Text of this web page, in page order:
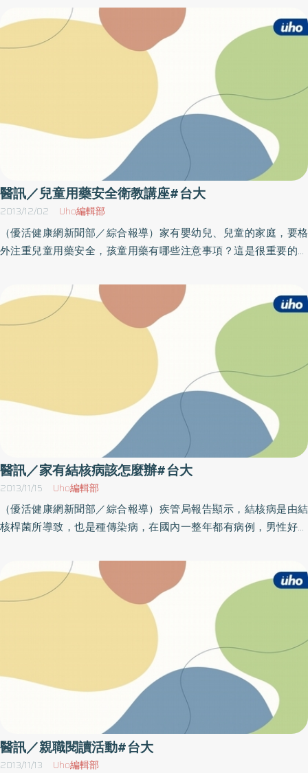
視！此外，胰臟癌病患常煩惱吃的問題，外食又經常是現代人是難
以避免的選擇，然而面對種種的障礙，在這些場合中該如何吃喝而
又不傷害健康？對此，台大醫院將舉辦「胰臟腫瘤病友會暨醫學講
座」，此次主題為「胰臟癌標靶治療與照護」、「胰臟癌飲食原
則」，由楊士弘醫師與謝淑華個管師主講。活動訊息以主辦單位最
新訊息為準，因此參加本活動前請先洽詢再確認。名稱：胰臟腫瘤
病友會暨醫學講座時間： 102年12月6日（五）下午13：00～16：
30地點：台大醫院兒醫大樓（台北中正區中山南路8號＼捷運台大
醫院站）B1講堂洽詢：02-2312 3456轉66947 謝淑華個案管理師
醫訊／兒童用藥安全衛教講座#台大
2013/12/02 Uho編輯部
（優活健康網新聞部／綜合報導）家有嬰幼兒、兒童的家庭，要格
外注重兒童用藥安全，孩童用藥有哪些注意事項？這是很重要的，
知。對此，台大醫院總院將舉辦「兒童用藥安全講座」，由林怡秀
藥師主講，藥師將分享兒童用藥安全注意事項。活動訊息以主辦單
位最新訊息為準，因此參加本活動前請先洽詢再確認，以免臨時異
動或取消，當場請自備喝水容器。名稱：兒童用藥安全時間： 102年
12月5日（四）下午15：00～16：00地點：台大醫院（台北中正區
常德街1號＼捷運台大醫院站）1東第7講堂洽詢：02-2312 3456
醫訊／家有結核病該怎麼辦#台大
2013/11/15 Uho編輯部
（優活健康網新聞部／綜合報導）疾管局報告顯示，結核病是由結
核桿菌所導致，也是種傳染病，在國內一整年都有病例，男性好發
染後，幾乎無立即反應，約95％的病患首次感染結核時，因免疫力
而不直接發病，但之後若再感染就會發病。現在，台大醫院總院健
康教育中心特規劃衛教講座，主題為「家有結核病，我該怎麼
辦」，特邀請廖琪玉個案管理師主講。活動內容日期時間人員設備
項目規則流程名額地點辦法等以主辦單位最新訊息為準，因此參加
本活動前請先洽詢主辦單位再做確認，以免臨時異動或取消，當場
請自備喝水容器。名稱：家有結核病，我該怎麼辦時間：102年11月
19日（二）下午15：00～16：00地點：台大醫院總院1東第7講堂洽
詢：02- 2312 3456轉62114
醫訊／親職閱讀活動#台大
2013/11/13 Uho編輯部